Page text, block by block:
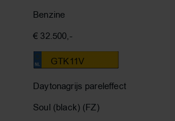
Benzine
€ 32.500,-
GTK11V
Daytonagrijs pareleffect
Soul (black) (FZ)